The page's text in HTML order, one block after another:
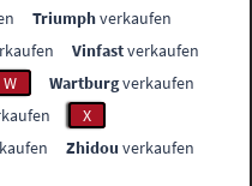
Triumphverkaufen
Vinfastverkaufen
W Wartburgverkaufen
X
Zhidou verkaufen